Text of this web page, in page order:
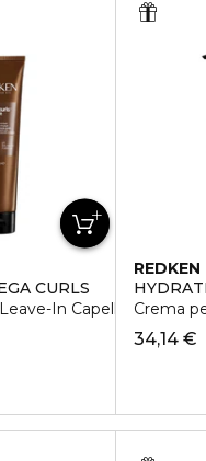
CURLS
In Capelli Ricci e
REDKEN
Crema
34,14 €